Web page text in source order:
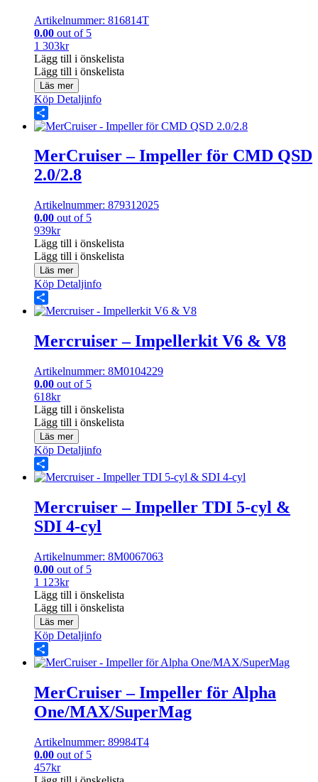
Artikelnummer: 816814T
0.00 out of 5
1 303kr
Lägg till i önskelista
Lägg till i önskelista
Läs mer
Köp Detaljinfo
Share
MerCruiser – Impeller för CMD QSD
2.0/2.8
Artikelnummer: 879312025
0.00 out of 5
939kr
Lägg till i önskelista
Lägg till i önskelista
Läs mer
Köp Detaljinfo
Share
Mercruiser – Impellerkit V6 & V8
Artikelnummer: 8M0104229
0.00 out of 5
618kr
Lägg till i önskelista
Lägg till i önskelista
Läs mer
Köp Detaljinfo
Share
Mercruiser – Impeller TDI 5-cyl &
SDI 4-cyl
Artikelnummer: 8M0067063
0.00 out of 5
1 123kr
Lägg till i önskelista
Lägg till i önskelista
Läs mer
Köp Detaljinfo
Share
MerCruiser – Impeller för Alpha
One/MAX/SuperMag
Artikelnummer: 89984T4
0.00 out of 5
457kr